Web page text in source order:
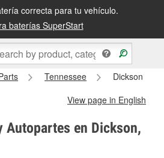
correcta para tu vehículo.
baterías SuperStart
Tennessee
Dickson
View page in English
Autopartes en Dickson,